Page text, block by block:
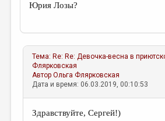
Юрия Лозы?
Тема: Re: Re: Девочка-весна в
Флярковская
АвторОльга Флярковская
Дата и время: 06.03.2019, 00:10:53
Здравствуйте, Сергей!)